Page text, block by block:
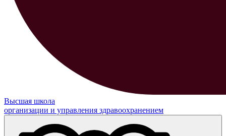
Высшая школа
организации и управления здравоохранением